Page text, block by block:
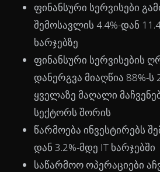
ფინანსური სერვისები
შემოსავლის 4.4%-დან
ხარჯებზე
ფინანსური სერვისების
დანერგვა მიაღწია 88%-ს
ყველაზე მაღალი
სექტორს შორის
წარმოება ინვესტირებს
დან 3.2%-მდე IT ხარჯებში
საწარმოო ოპერაციები